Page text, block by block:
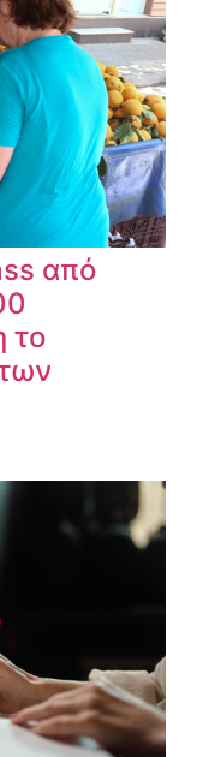
από
το